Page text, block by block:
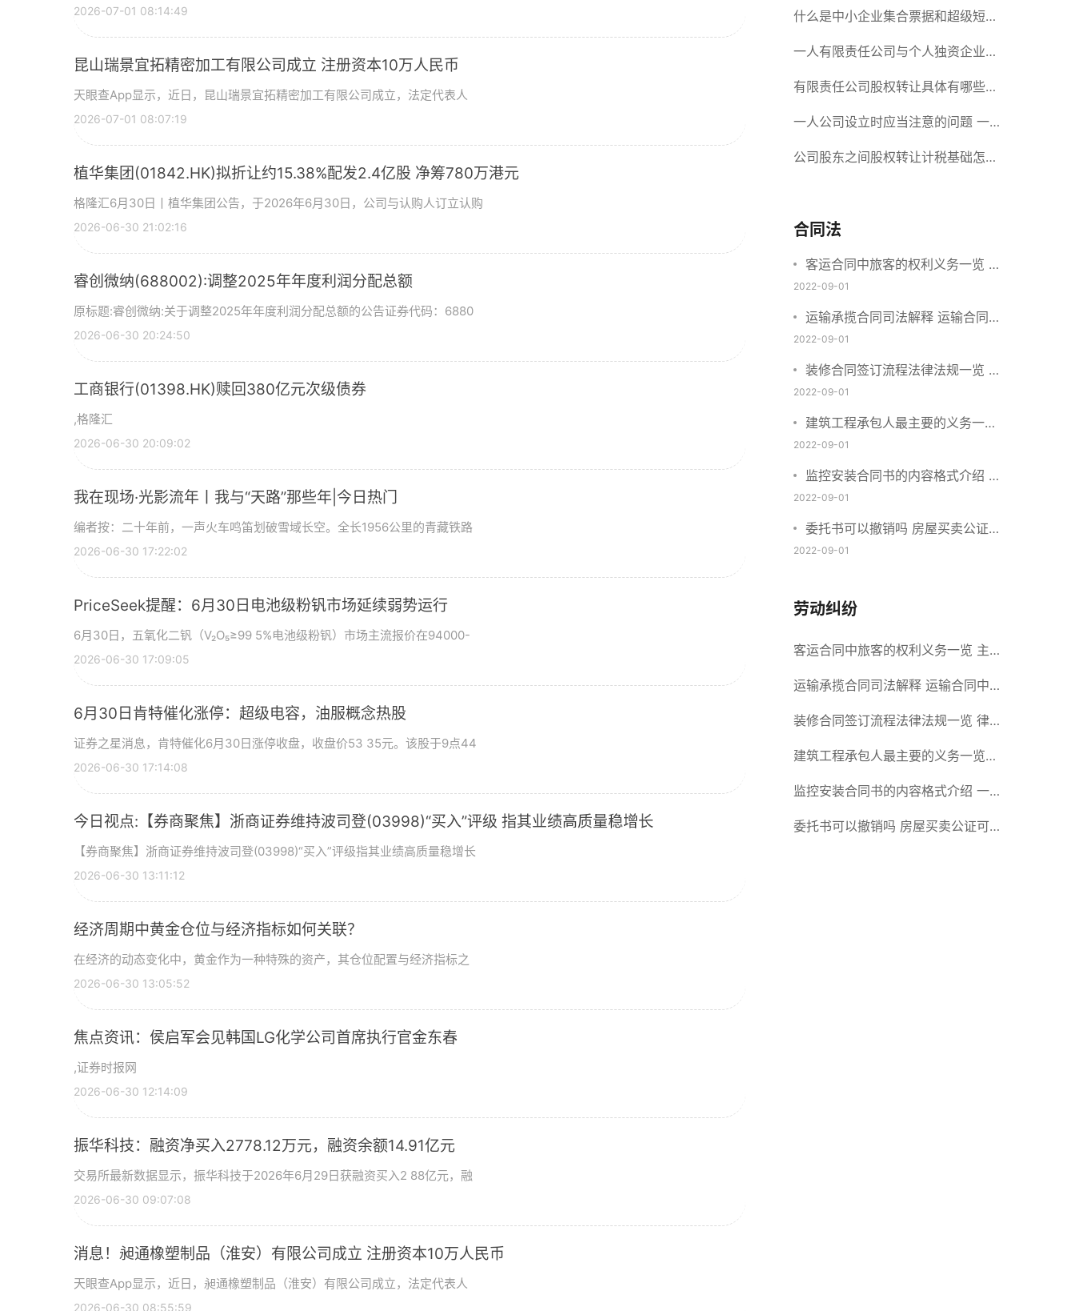
2026-07-01 08:14:49
昆山瑞景宜拓精密加工有限公司成立 注册资本10万人民币
天眼查App显示，近日，昆山瑞景宜拓精密加工有限公司成立，法定代表人
2026-07-01 08:07:19
植华集团(01842.HK)拟折让约15.38%配发2.4亿股 净筹780万港元
格隆汇6月30日丨植华集团公告，于2026年6月30日，公司与认购人订立认购
2026-06-30 21:02:16
睿创微纳(688002):调整2025年年度利润分配总额
原标题:睿创微纳:关于调整2025年年度利润分配总额的公告证券代码：6880
2026-06-30 20:24:50
工商银行(01398.HK)赎回380亿元次级债券
,格隆汇
2026-06-30 20:09:02
我在现场·光影流年丨我与“天路”那些年|今日热门
编者按：二十年前，一声火车鸣笛划破雪域长空。全长1956公里的青藏铁路
2026-06-30 17:22:02
PriceSeek提醒：6月30日电池级粉钒市场延续弱势运行
6月30日，五氧化二钒（V₂O₅≥99 5%电池级粉钒）市场主流报价在94000-
2026-06-30 17:09:05
6月30日肯特催化涨停：超级电容，油服概念热股
证券之星消息，肯特催化6月30日涨停收盘，收盘价53 35元。该股于9点44
2026-06-30 17:14:08
今日视点:【券商聚焦】浙商证券维持波司登(03998)“买入”评级 指其业绩高质量稳增长
【券商聚焦】浙商证券维持波司登(03998)“买入”评级指其业绩高质量稳增长
2026-06-30 13:11:12
经济周期中黄金仓位与经济指标如何关联？
在经济的动态变化中，黄金作为一种特殊的资产，其仓位配置与经济指标之
2026-06-30 13:05:52
焦点资讯：侯启军会见韩国LG化学公司首席执行官金东春
,证券时报网
2026-06-30 12:14:09
振华科技：融资净买入2778.12万元，融资余额14.91亿元
交易所最新数据显示，振华科技于2026年6月29日获融资买入2 88亿元，融
2026-06-30 09:07:08
消息！昶通橡塑制品（淮安）有限公司成立 注册资本10万人民币
天眼查App显示，近日，昶通橡塑制品（淮安）有限公司成立，法定代表人
2026-06-30 08:55:59
业短期借款需要注意哪些事项？
什么是中小企业集合票据和超级短期
融资券？一起来了解一下吧！
一人有限责任公司与个人独资企业的
区别 这些知识你都知道吗？
有限责任公司股权转让具体有哪些形
式？来了解下这五种形式
一人公司设立时应当注意的问题 一
人公司的特征
公司股东之间股权转让计税基础怎么
合什么要件？
合同法
客运合同中旅客的权利义务一览 主
要包括这些内容
2022-09-01
运输承揽合同司法解释 运输合同中
承运人的义务有哪些
2022-09-01
装修合同签订流程法律法规一览 律
师解答
2022-09-01
建筑工程承包人最主要的义务一览
承包合同内容介绍
2022-09-01
监控安装合同书的内容格式介绍 一
般包括这些条款
2022-09-01
委托书可以撤销吗 房屋买卖公证可
否撤销
2022-09-01
劳动纠纷
客运合同中旅客的权利义务一览 主
要包括这些内容
运输承揽合同司法解释 运输合同中
承运人的义务有哪些
装修合同签订流程法律法规一览 律
师解答
建筑工程承包人最主要的义务一览
承包合同内容介绍
监控安装合同书的内容格式介绍 一
般包括这些条款
委托书可以撤销吗 房屋买卖公证可